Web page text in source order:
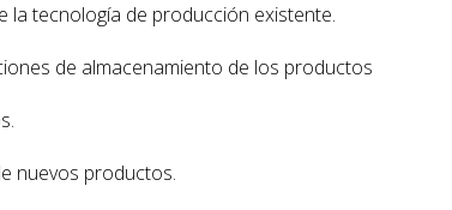
la tecnología de producción existente.
de almacenamiento de los productos
nuevos productos.